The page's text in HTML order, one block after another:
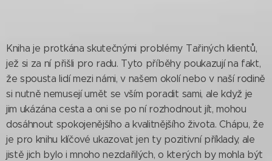
Kniha je protkána skutečnými problémy Tařiných klientů,
jež si za ní přišli pro radu. Tyto příběhy poukazují na fakt,
že spousta lidí mezi námi, v našem okolí nebo v naší rodině
si nutně nemusejí umět se vším poradit sami, ale když je
jim ukázána cesta a oni se po ní rozhodnout jít, mohou
dosáhnout spokojenějšího a kvalitnějšího života. Chápu, že
je pro knihu klíčové ukazovat jen ty pozitivní příklady, ale
jistě jich bylo i mnoho nezdařilých, o kterých by mohla být